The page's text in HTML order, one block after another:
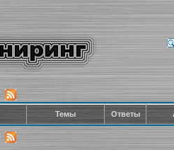
Темы Ответы